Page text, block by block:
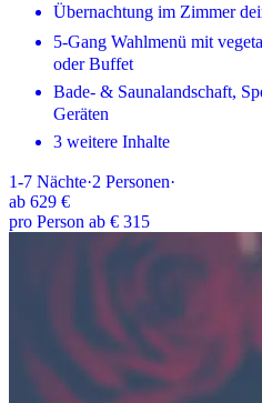
Übernachtung im Zimmer
5-Gang Wahlmenü mit
oder Buffet
Bade- & Saunalandschaft,
Geräten
3 weitere Inhalte
1-7 Nächte·2 Personen·
ab 629 €
pro Person ab € 315